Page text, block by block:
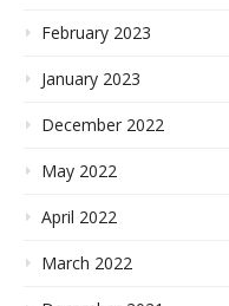
February 2023
January 2023
December 2022
May 2022
April 2022
March 2022